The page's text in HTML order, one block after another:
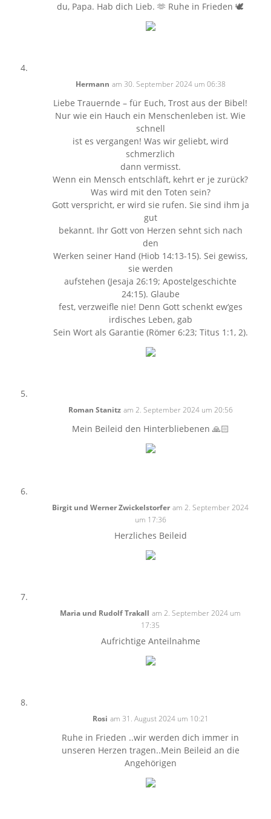
du, Papa. Hab dich Lieb. 🫶 Ruhe in Frieden 🕊️
Hermann am 30. September 2024 um 06:38
Liebe Trauernde – für Euch, Trost aus der Bibel!
Nur wie ein Hauch ein Menschenleben ist. Wie
schnell
ist es vergangen! Was wir geliebt, wird
schmerzlich
dann vermisst.
Wenn ein Mensch entschläft, kehrt er je zurück?
Was wird mit den Toten sein?
Gott verspricht, er wird sie rufen. Sie sind ihm ja
gut
bekannt. Ihr Gott von Herzen sehnt sich nach
den
Werken seiner Hand (Hiob 14:13-15). Sei gewiss,
sie werden
aufstehen (Jesaja 26:19; Apostelgeschichte
24:15). Glaube
fest, verzweifle nie! Denn Gott schenkt ew‘ges
irdisches Leben, gab
Sein Wort als Garantie (Römer 6:23; Titus 1:1, 2).
Roman Stanitz am 2. September 2024 um 20:56
Mein Beileid den Hinterbliebenen 🙏🏻
Birgit und Werner Zwickelstorfer am 2. September 2024
um 17:36
Herzliches Beileid
Maria und Rudolf Trakall am 2. September 2024 um
17:35
Aufrichtige Anteilnahme
Rosi am 31. August 2024 um 10:21
Ruhe in Frieden ..wir werden dich immer in
unseren Herzen tragen..Mein Beileid an die
Angehörigen